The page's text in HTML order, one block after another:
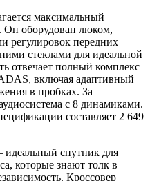
максимальный
Он оборудован люком,
регулировок передних
стеклами для идеальной
отвечает полный комплекс
включая адаптивный
в пробках. За
с 8 динамиками.
составляет 2 649
спутник для
которые знают толк в
Кроссовер